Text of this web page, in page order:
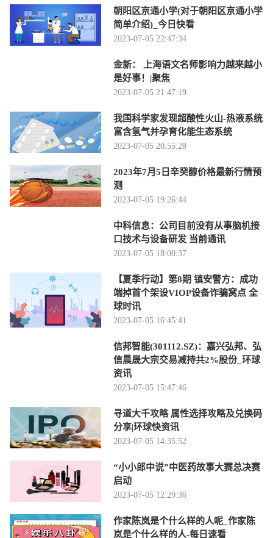
朝阳区京通小学(对于朝阳区京通小学
简单介绍)_今日快看
2023-07-05 22:47:34
金新： 上海语文名师影响力越来越小
是好事！|聚焦
2023-07-05 21:47:19
我国科学家发现超酸性火山-热液系统
富含氢气并孕育化能生态系统
2023-07-05 20:55:28
2023年7月5日辛癸醇价格最新行情预
测
2023-07-05 19:26:44
中科信息：公司目前没有从事脑机接
口技术与设备研发 当前通讯
2023-07-05 18:00:37
【夏季行动】第8期 镇安警方：成功
端掉首个架设VIOP设备诈骗窝点 全
球时讯
2023-07-05 16:45:41
信邦智能(301112.SZ)：嘉兴弘邦、弘
信晨晟大宗交易减持共2%股份_环球
资讯
2023-07-05 15:47:46
寻道大千攻略 属性选择攻略及兑换码
分享|环球快资讯
2023-07-05 14:35:52
“小小郎中说”中医药故事大赛总决赛
启动
2023-07-05 12:29:36
作家陈岚是个什么样的人呢_作家陈
岚是个什么样的人-每日速看